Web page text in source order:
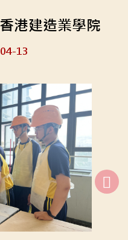
港建造業學院
13